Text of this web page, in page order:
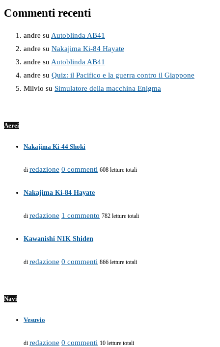
Commenti recenti
andre su Autoblinda AB41
andre su Nakajima Ki-84 Hayate
andre su Autoblinda AB41
andre su Quiz: il Pacifico e la guerra contro il Giappone
Milvio su Simulatore della macchina Enigma
Aerei
Nakajima Ki-44 Shoki
di redazione 0 commenti 608 letture totali
Nakajima Ki-84 Hayate
di redazione 1 commento 782 letture totali
Kawanishi N1K Shiden
di redazione 0 commenti 866 letture totali
Navi
Vesuvio
di redazione 0 commenti 10 letture totali